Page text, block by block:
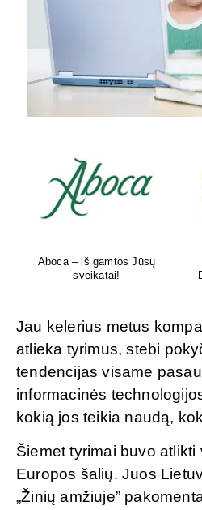
Aboca – iš gamtos Jūsų
sveikatai!
Jau kelerius metus
atlieka tyrimus, stebi
tendencijas visame
informacinės
kokią jos teikia naudą,
Šiemet tyrimai buvo atlikti
Europos šalių. Juos
„Žinių amžiuje”